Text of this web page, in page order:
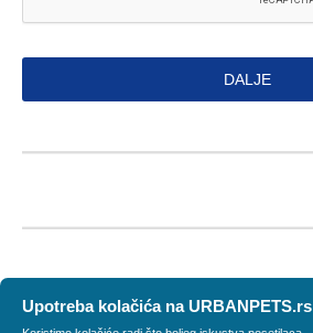
DALJE
Upotreba kolačića na URBANPETS.rs